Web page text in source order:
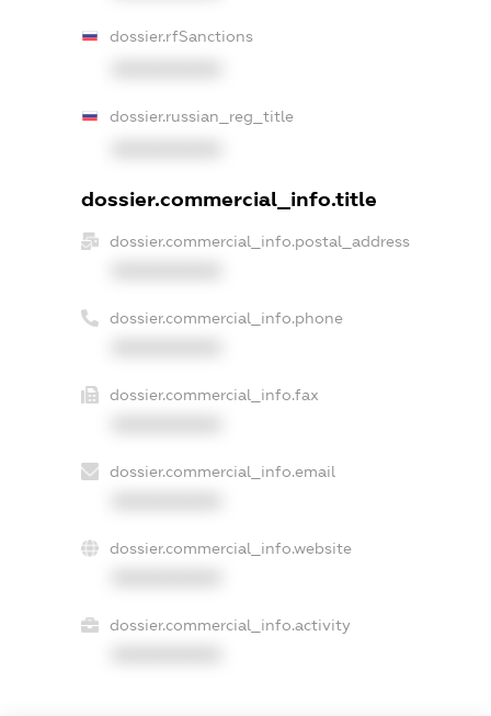
dossier.rfSanctions
dossier.russian_reg_title
dossier.commercial_info.title
dossier.commercial_info.postal_address
dossier.commercial_info.phone
dossier.commercial_info.fax
dossier.commercial_info.email
dossier.commercial_info.website
dossier.commercial_info.activity